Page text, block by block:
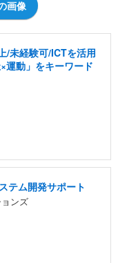
画像
/未経験可/ICTを活用
運動」をキーワード
テム開発サポート
ンズ